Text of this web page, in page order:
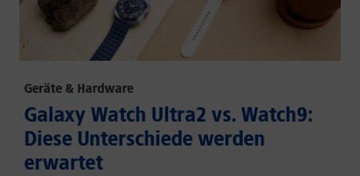
Geräte & Hardware
Galaxy Watch Ultra2 vs. Watch9:
Diese Unterschiede werden
erwartet